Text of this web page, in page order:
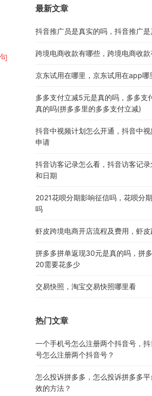
最新文章
抖音推广员是真实的吗，抖音推广
跨境电商收款有哪些，跨境电商收
京东试用在哪里，京东试用在app哪
多多支付立减5元是真的吗，多多支
真的吗(拼多多里的多多支付立减)
抖音中视频计划怎么开通，抖音中视
申请
抖音访客记录怎么看，抖音访客记
和日期
2021花呗分期影响征信吗，花呗分
吗
虾皮跨境电商开店流程及费用，虾
拼多多拼单返现30元是真的吗，拼
20需要花多少
交易快照，淘宝交易快照哪里看
热门文章
一个手机号怎么注册两个抖音号，
号怎么注册两个抖音号？
怎么投诉拼多多，怎么投诉拼多多
效的方法？